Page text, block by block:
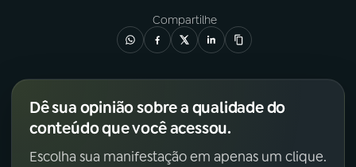
Compartilhe
Dê sua opinião sobre a qualidade do
conteúdo que você acessou.
Escolha sua manifestação em apenas um clique.